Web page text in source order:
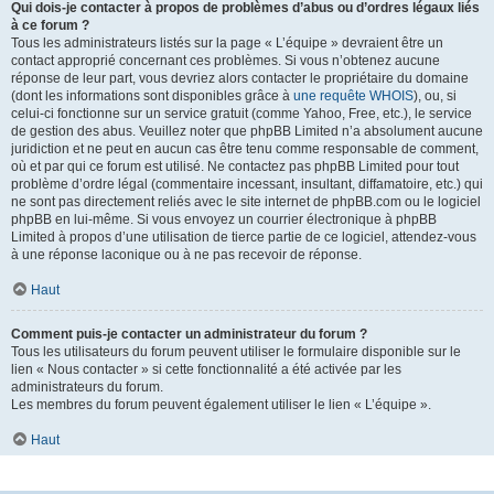
Qui dois-je contacter à propos de problèmes d’abus ou d’ordres légaux liés
à ce forum ?
Tous les administrateurs listés sur la page « L’équipe » devraient être un
contact approprié concernant ces problèmes. Si vous n’obtenez aucune
réponse de leur part, vous devriez alors contacter le propriétaire du domaine
(dont les informations sont disponibles grâce à une requête WHOIS), ou, si
celui-ci fonctionne sur un service gratuit (comme Yahoo, Free, etc.), le service
de gestion des abus. Veuillez noter que phpBB Limited n’a absolument aucune
juridiction et ne peut en aucun cas être tenu comme responsable de comment,
où et par qui ce forum est utilisé. Ne contactez pas phpBB Limited pour tout
problème d’ordre légal (commentaire incessant, insultant, diffamatoire, etc.) qui
ne sont pas directement reliés avec le site internet de phpBB.com ou le logiciel
phpBB en lui-même. Si vous envoyez un courrier électronique à phpBB
Limited à propos d’une utilisation de tierce partie de ce logiciel, attendez-vous
à une réponse laconique ou à ne pas recevoir de réponse.
Haut
Comment puis-je contacter un administrateur du forum ?
Tous les utilisateurs du forum peuvent utiliser le formulaire disponible sur le
lien « Nous contacter » si cette fonctionnalité a été activée par les
administrateurs du forum.
Les membres du forum peuvent également utiliser le lien « L’équipe ».
Haut